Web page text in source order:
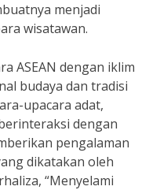
menjadi
wisatawan.
ASEAN dengan iklim
budaya dan tradisi
upacara adat,
dengan
pengalaman
dikatakan oleh
“Menyelami